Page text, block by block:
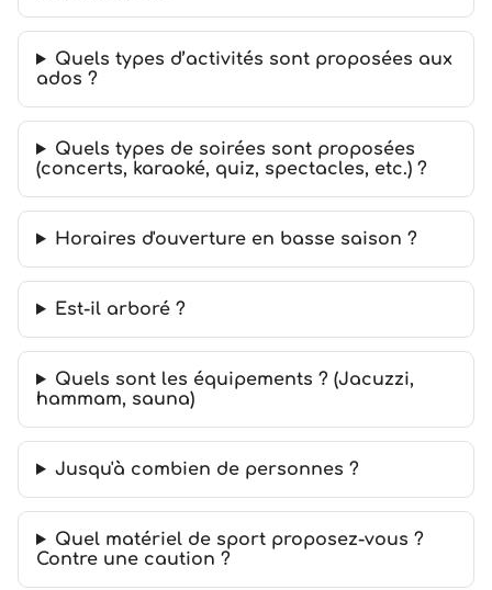
Quels types d’activités sont proposées aux
ados ?
Quels types de soirées sont proposées
(concerts, karaoké, quiz, spectacles, etc.) ?
Horaires d'ouverture en basse saison ?
Est-il arboré ?
Quels sont les équipements ? (Jacuzzi,
hammam, sauna)
Jusqu'à combien de personnes ?
Quel matériel de sport proposez-vous ?
Contre une caution ?